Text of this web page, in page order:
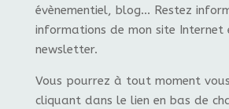
évènementiel, blog... Restez
informations de mon site Internet
newsletter.
Vous pourrez à tout moment
cliquant dans le lien en bas de